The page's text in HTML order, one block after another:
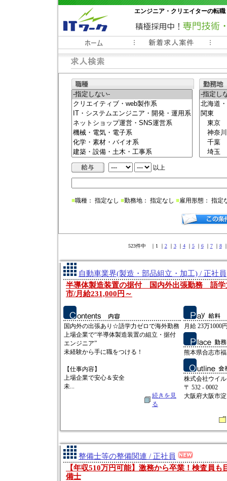
エンジニア・クリエイターの転
常時3000件以上の求人情報掲載中
以上
■職種： 指定なし ■勤務地： 指定なし ■雇用形態： 指定
523件中 ｜1 ｜ 2｜ 3｜ 4｜ 5｜ 6｜ 7｜ 8
自動車業界(製造・部品組立・加工) / 正社員
半導体製造装置の据付 国内外出張勤務 語学
市/月給231,000円～
国内外の出張あり☆語学力ゼロで海外勤務
上場企業で“半導体製造装置の組立・据付
エンジニア”
未経験から手に職をつける！
【仕事内容】
上場企業で安心＆安全
未...
続きを見
る
月給 23万1000
熊本県合志市
株式会社ウイ
〒 532 - 0002
大阪府大阪市
整備士等の整備関連 / 正社員
【年収510万円可能】激務から卒業！検査員も
備士